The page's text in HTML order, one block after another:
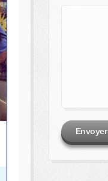
Envoyer